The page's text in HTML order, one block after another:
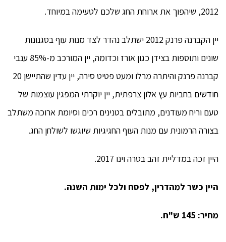
2012, שיהפוך את ארוחת החג שלכם לטעימה במיוחד.
יין הקברנה פרנק 2012 ישתלב נהדר לצד מנות עוף בסגנונות
שונים ותוספות בצידן כגון אורז וכדומה, יין המורכב מ-85% ענבי
קברנה פרנק והיתרה מרלו ומעט פטיט סירה, יין עדין שהתיישן 20
חודשים בחביות עץ אלון צרפתית, יין יוקרתי המפגין עוצמות של
טעם וריח מעודנים, מתובלים בטנינים רכים וסיומת ארוכה משתלב
בצורה הרמונית עם מנות העוף החגיגיות שיוגשו לשולחן החג.
היין זכה במדליית זהב בטרה וינו 2017.
היין כשר למהדרין, לפסח ולכל ימות השנה.
מחיר: 145 ש"ח.